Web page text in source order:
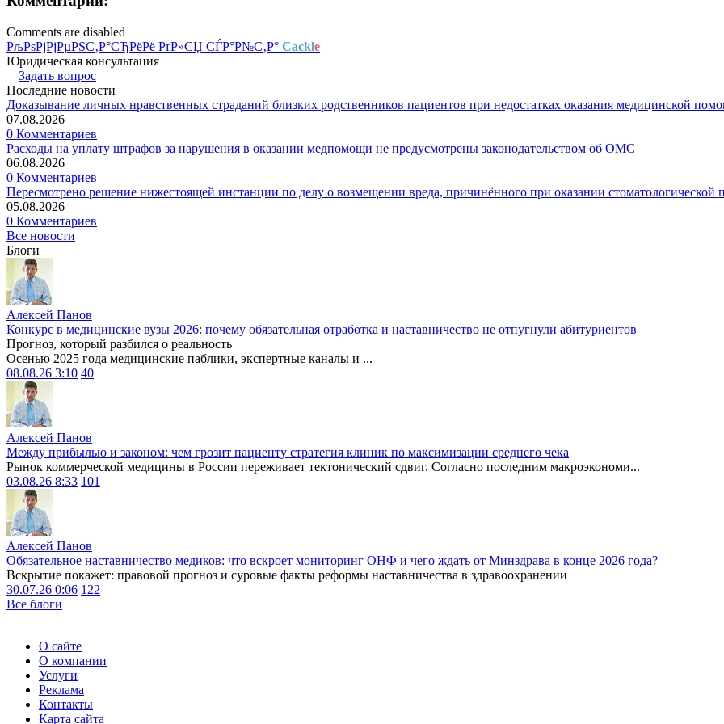
Comments are disabled
РљРѕРјРјРµРЅС‚Р°СЂРёРё РґР»СЏ СЃР°Р№С‚Р° Cackle
Юридическая консультация
Задать вопрос
Последние новости
Доказывание личных нравственных страданий близких родственников пациентов при недостатках оказания медицинской
07.08.2026
0 Комментариев
Расходы на уплату штрафов за нарушения в оказании медпомощи не предусмотрены законодательством об ОМС
06.08.2026
0 Комментариев
Пересмотрено решение нижестоящей инстанции по делу о возмещении вреда, причинённого при оказании стоматологической
05.08.2026
0 Комментариев
Все новости
Блоги
Алексей Панов
Конкурс в медицинские вузы 2026: почему обязательная отработка и наставничество не отпугнули абитуриентов
Прогноз, который разбился о реальность
Осенью 2025 года медицинские паблики, экспертные каналы и ...
08.08.26 3:10 40
Алексей Панов
Между прибылью и законом: чем грозит пациенту стратегия клиник по максимизации среднего чека
Рынок коммерческой медицины в России переживает тектонический сдвиг. Согласно последним макроэкономи...
03.08.26 8:33 101
Алексей Панов
Обязательное наставничество медиков: что вскроет мониторинг ОНФ и чего ждать от Минздрава в конце 2026 года?
Вскрытие покажет: правовой прогноз и суровые факты реформы наставничества в здравоохранении
30.07.26 0:06 122
Все блоги
О сайте
О компании
Услуги
Реклама
Контакты
Карта сайта